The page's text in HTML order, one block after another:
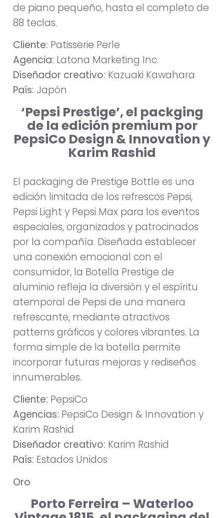
de piano pequeño, hasta el completo de
88 teclas.
Cliente: Patisserie Perle
Agencia: Latona Marketing Inc.
Diseñador creativo: Kazuaki Kawahara
País: Japón
‘Pepsi Prestige’, el packging
de la edición premium por
PepsiCo Design & Innovation y
Karim Rashid
El packaging de Prestige Bottle es una
edición limitada de los refrescos Pepsi,
Pepsi Light y Pepsi Max para los eventos
especiales, organizados y patrocinados
por la compañía. Diseñada establecer
una conexión emocional con el
consumidor, la Botella Prestige de
aluminio refleja la diversión y el espíritu
atemporal de Pepsi de una manera
refrescante, mediante atractivos
patterns gráficos y colores vibrantes. La
forma simple de la botella permite
incorporar futuras mejoras y rediseños
innumerables.
Cliente: PepsiCo
Agencias: PepsiCo Design & Innovation y
Karim Rashid
Diseñador creativo: Karim Rashid
País: Estados Unidos
Oro
Porto Ferreira – Waterloo